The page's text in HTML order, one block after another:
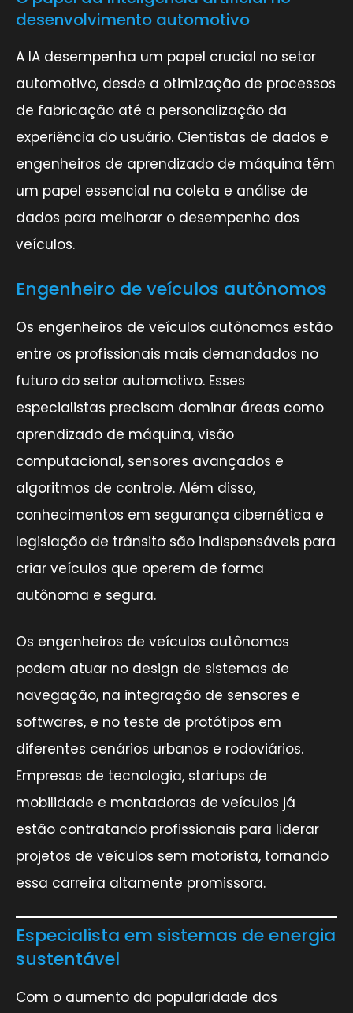
desenvolvimento automotivo
A IA desempenha um papel crucial no setor
automotivo, desde a otimização de processos
de fabricação até a personalização da
experiência do usuário. Cientistas de dados e
engenheiros de aprendizado de máquina têm
um papel essencial na coleta e análise de
dados para melhorar o desempenho dos
veículos.
Engenheiro de veículos autônomos
Os engenheiros de veículos autônomos estão
entre os profissionais mais demandados no
futuro do setor automotivo. Esses
especialistas precisam dominar áreas como
aprendizado de máquina, visão
computacional, sensores avançados e
algoritmos de controle. Além disso,
conhecimentos em segurança cibernética e
legislação de trânsito são indispensáveis para
criar veículos que operem de forma
autônoma e segura.
Os engenheiros de veículos autônomos
podem atuar no design de sistemas de
navegação, na integração de sensores e
softwares, e no teste de protótipos em
diferentes cenários urbanos e rodoviários.
Empresas de tecnologia, startups de
mobilidade e montadoras de veículos já
estão contratando profissionais para liderar
projetos de veículos sem motorista, tornando
essa carreira altamente promissora.
Especialista em sistemas de energia
sustentável
Com o aumento da popularidade dos